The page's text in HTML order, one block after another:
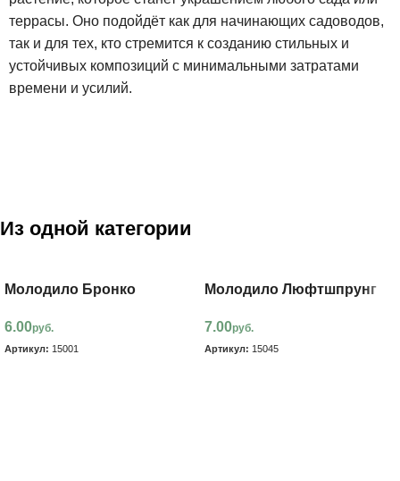
террасы. Оно подойдёт как для начинающих садоводов,
так и для тех, кто стремится к созданию стильных и
устойчивых композиций с минимальными затратами
времени и усилий.
Из одной категории
Молодило Бронко
6.00руб.
Артикул: 15001
Молодило Люфтшпрунг
7.00руб.
Артикул: 15045